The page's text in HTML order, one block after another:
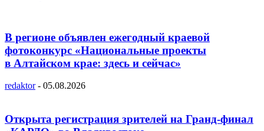
В регионе объявлен ежегодный краевой
фотоконкурс «Национальные проекты
в Алтайском крае: здесь и сейчас»
redaktor - 05.08.2026
Открыта регистрация зрителей на Гранд-финал